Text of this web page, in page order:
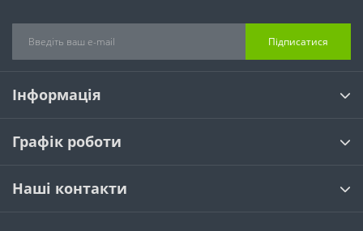
Підписатися
Інформація
Графік роботи
Наші контакти